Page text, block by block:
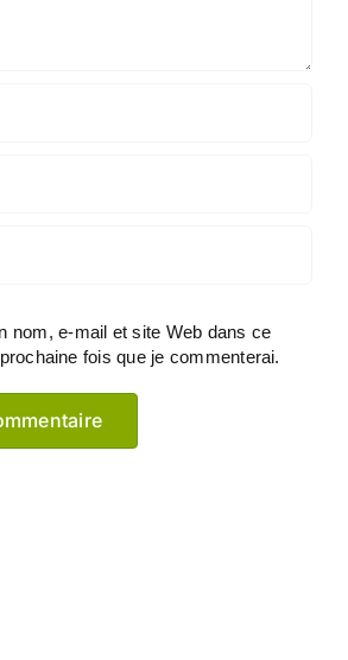
nom, e-mail et site Web dans ce
fois que je commenterai.